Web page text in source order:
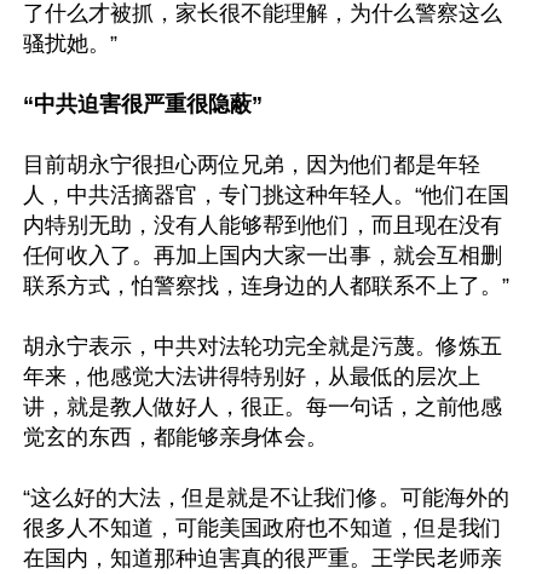
了什么才被抓，家长很不能理解，为什么警察这么
骚扰她。”
“中共迫害很严重很隐蔽”
目前胡永宁很担心两位兄弟，因为他们都是年轻
人，中共活摘器官，专门挑这种年轻人。“他们在国
内特别无助，没有人能够帮到他们，而且现在没有
任何收入了。再加上国内大家一出事，就会互相删
联系方式，怕警察找，连身边的人都联系不上了。”
胡永宁表示，中共对法轮功完全就是污蔑。修炼五
年来，他感觉大法讲得特别好，从最低的层次上
讲，就是教人做好人，很正。每一句话，之前他感
觉玄的东西，都能够亲身体会。
“这么好的大法，但是就是不让我们修。可能海外的
很多人不知道，可能美国政府也不知道，但是我们
在国内，知道那种迫害真的很严重。王学民老师亲